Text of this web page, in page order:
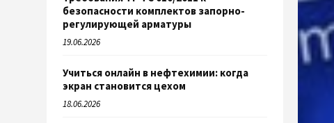
безопасности комплектов запорно-
регулирующей арматуры
19.06.2026
Учиться онлайн в нефтехимии: когда
экран становится цехом
18.06.2026